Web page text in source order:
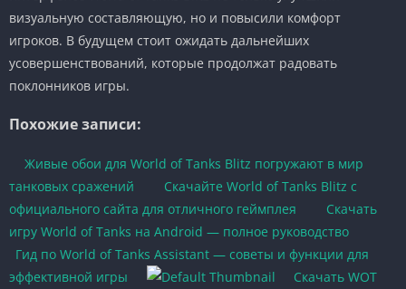
визуальную составляющую, но и повысили комфорт
игроков. В будущем стоит ожидать дальнейших
усовершенствований, которые продолжат радовать
поклонников игры.
Похожие записи:
Живые обои для World of Tanks Blitz погружают в мир
танковых сражений
Скачайте World of Tanks Blitz с
официального сайта для отличного геймплея
Скачать
игру World of Tanks на Android — полное руководство
Гид по World of Tanks Assistant — советы и функции для
эффективной игры
Скачать WOT